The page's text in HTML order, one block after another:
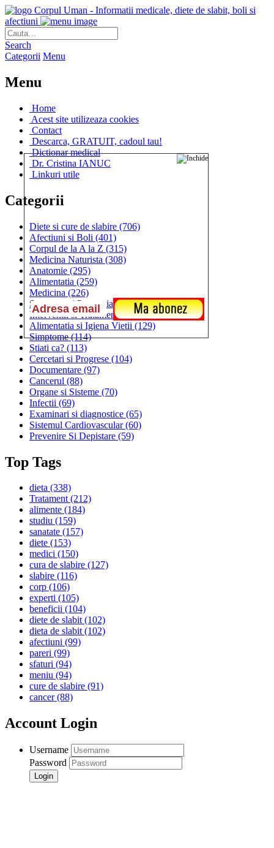
Corpul Uman - Informatii medicale, diete de slabit, boli si
afectiuni
Search
Categorii Menu
Menu
Home
Acest site utilizeaza cookies
Contact
Descarca, GRATUIT, cadoul tau!
Dictionar medical
Dr. Cristina IANUC
Linkuri utile
Categorii
Diete si cure de slabire (706)
Afectiuni si Boli (401)
Corpul de la A la Z (315)
Medicina Naturista (308)
Anatomie (295)
Alimentatia (259)
Medicina (226)
Sanatatea si Preventia(170)
Interventii si Tratamente(167)
Alimentatia si Igiena Vietii (129)
Simptome(114)
Stiati ca? (113)
Cercetari si Progrese (104)
Documentare (97)
Cancerul (88)
Organe si Sisteme (70)
Infectii (69)
Examinari si diagnostice (65)
Sistemul Cardiovascular(60)
Prevenire Si Depistare (59)
Top Tags
dieta (338)
Tratament(212)
alimente (184)
studiu (159)
sanatate (157)
diete (153)
medici (150)
cura de slabire (127)
slabire (116)
corp (106)
experti (105)
beneficii (104)
diete de slabit(102)
dieta de slabit(102)
afectiuni (99)
pareri (99)
sfaturi (94)
meniu (94)
cure de slabire (91)
cancer(88)
Account Login
Username
Password